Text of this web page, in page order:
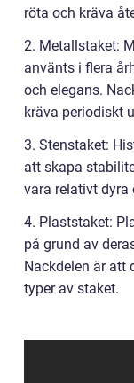
röta och kräva
2. Metallstaket:
använts i flera
och elegans.
kräva periodiskt
3. Stenstaket:
att skapa
vara relativt
4. Plaststaket:
på grund av
Nackdelen är att
typer av staket.